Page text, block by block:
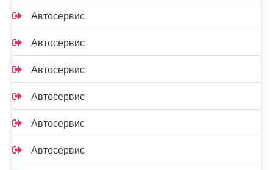
Автосервис
Автосервис
Автосервис
Автосервис
Автосервис
Автосервис